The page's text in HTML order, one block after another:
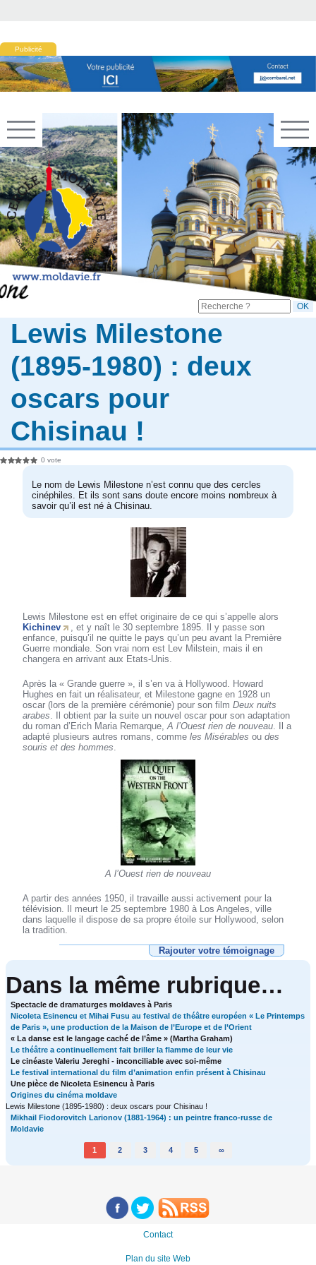
Publicité
Lewis Milestone
(1895-1980) : deux
oscars pour
Chisinau !
0 vote
Le nom de Lewis Milestone n’est connu que des cercles
cinéphiles. Et ils sont sans doute encore moins nombreux à
savoir qu’il est né à Chisinau.
Lewis Milestone est en effet originaire de ce qui s’appelle alors
Kichinev
, et y naît le 30 septembre 1895. Il y passe son
enfance, puisqu’il ne quitte le pays qu’un peu avant la Première
Guerre mondiale. Son vrai nom est Lev Milstein, mais il en
changera en arrivant aux Etats-Unis.
Après la « Grande guerre », il s’en va à Hollywood. Howard
Hughes en fait un réalisateur, et Milestone gagne en 1928 un
oscar (lors de la première cérémonie) pour son filmDeux nuits
arabes. Il obtient par la suite un nouvel oscar pour son adaptation
du roman d’Erich Maria Remarque,A l’Ouest rien de nouveau. Il a
adapté plusieurs autres romans, commeles Misérables oudes
souris et des hommes.
A l’Ouest rien de nouveau
A partir des années 1950, il travaille aussi activement pour la
télévision. Il meurt le 25 septembre 1980 à Los Angeles, ville
dans laquelle il dispose de sa propre étoile sur Hollywood, selon
la tradition.
Rajouter votre témoignage
Dans la même rubrique…
Spectacle de dramaturges moldaves à Paris
Nicoleta Esinencu et Mihai Fusu au festival de théâtre européen « Le Printemps
de Paris », une production de la Maison de l’Europe et de l’Orient
« La danse est le langage caché de l’âme » (Martha Graham)
Le théâtre a continuellement fait briller la flamme de leur vie
Le cinéaste Valeriu Jereghi - inconciliable avec soi-même
Le festival international du film d’animation enfin présent à Chisinau
Une pièce de Nicoleta Esinencu à Paris
Origines du cinéma moldave
Lewis Milestone (1895-1980) : deux oscars pour Chisinau !
Mikhail Fiodorovitch Larionov (1881-1964) : un peintre franco-russe de
Moldavie
1 2 3 4 5 ∞
Contact
Plan du site Web